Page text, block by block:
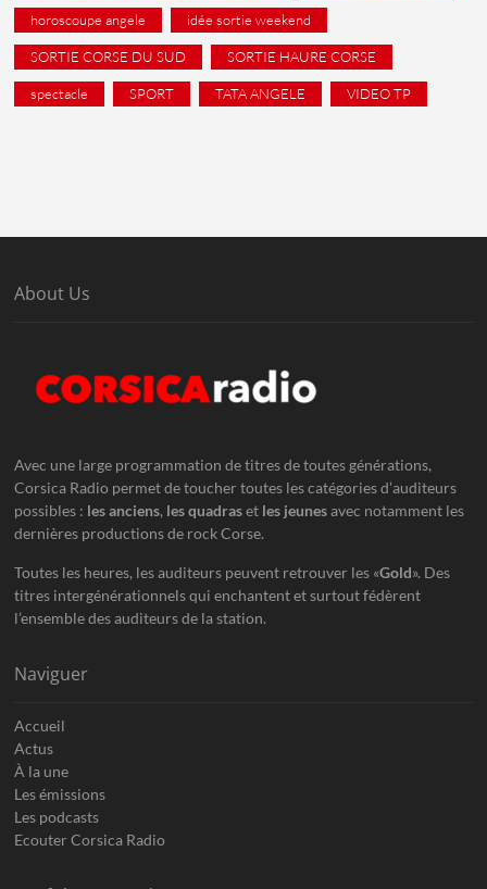
horoscoupe angele idée sortie weekend
SORTIE CORSE DU SUD SORTIE HAURE CORSE
spectacle SPORT TATA ANGELE VIDEO TP
About Us
Avec une large programmation de titres de toutes générations,
Corsica Radio permet de toucher toutes les catégories d’auditeurs
possibles : les anciens, les quadraset les jeunesavec notamment les
dernières productions de rock Corse.
Toutes les heures, les auditeurs peuvent retrouver les «Gold». Des
titres intergénérationnels qui enchantent et surtout fédèrent
l’ensemble des auditeurs de la station.
Naviguer
Accueil
Actus
À la une
Les émissions
Les podcasts
Ecouter Corsica Radio